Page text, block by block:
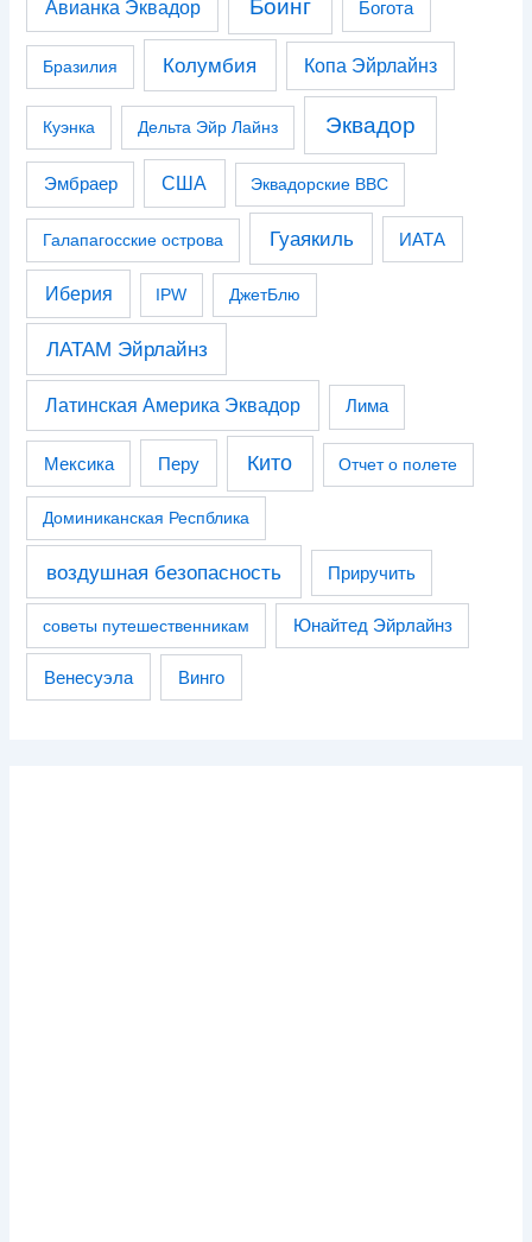
Авианка Эквадор Боинг Богота
Бразилия Колумбия Копа Эйрлайнз
Куэнка Дельта Эйр Лайнз Эквадор
Эмбраер США Эквадорские ВВС
Галапагосские острова Гуаякиль ИАТА
Иберия IPW ДжетБлю
ЛАТАМ Эйрлайнз
Латинская Америка Эквадор Лима
Мексика Перу Кито Отчет о полете
Доминиканская Респблика
воздушная безопасность Приручить
советы путешественникам Юнайтед Эйрлайнз
Венесуэла Винго